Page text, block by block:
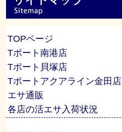
TOPページ
Tポート南港店
Tポート貝塚店
Tポートアクアライン金田店
エサ通販
各店の活エサ入荷状況